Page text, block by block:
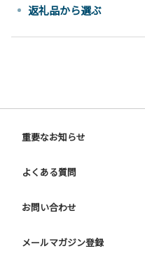
返礼品から選ぶ
重要なお知らせ
よくある質問
お問い合わせ
メールマガジン登録